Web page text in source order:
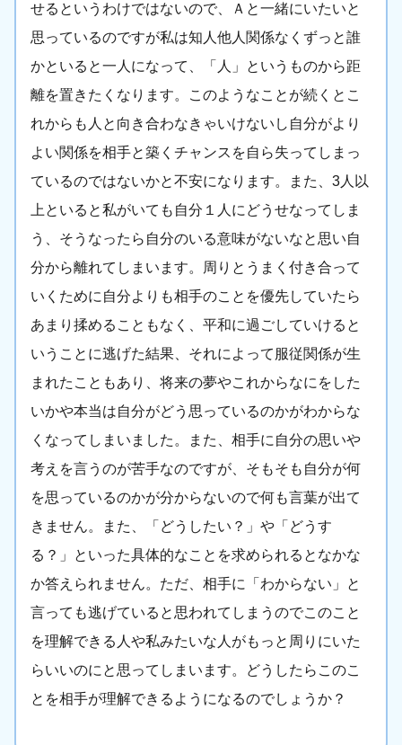
せるというわけではないので、Ａと一緒にいたいと
思っているのですが私は知人他人関係なくずっと誰
かといると一人になって、「人」というものから距
離を置きたくなります。このようなことが続くとこ
れからも人と向き合わなきゃいけないし自分がより
よい関係を相手と築くチャンスを自ら失ってしまっ
ているのではないかと不安になります。また、3人以
上といると私がいても自分１人にどうせなってしま
う、そうなったら自分のいる意味がないなと思い自
分から離れてしまいます。周りとうまく付き合って
いくために自分よりも相手のことを優先していたら
あまり揉めることもなく、平和に過ごしていけると
いうことに逃げた結果、それによって服従関係が生
まれたこともあり、将来の夢やこれからなにをした
いかや本当は自分がどう思っているのかがわからな
くなってしまいました。また、相手に自分の思いや
考えを言うのが苦手なのですが、そもそも自分が何
を思っているのかが分からないので何も言葉が出て
きません。また、「どうしたい？」や「どうす
る？」といった具体的なことを求められるとなかな
か答えられません。ただ、相手に「わからない」と
言っても逃げていると思われてしまうのでこのこと
を理解できる人や私みたいな人がもっと周りにいた
らいいのにと思ってしまいます。どうしたらこのこ
とを相手が理解できるようになるのでしょうか？